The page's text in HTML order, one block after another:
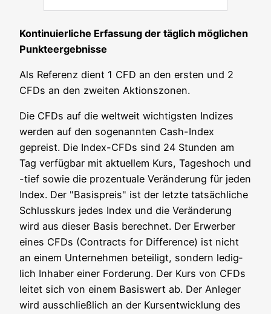
Kon­ti­nu­ier­li­che Erfas­sung der täg­lich mög­li­chen
Punkteergebnisse
Als Refe­renz dient 1 CFD an den ers­ten und 2
CFDs an den zwei­ten Aktionszonen.
Die CFDs auf die welt­weit wich­tigs­ten Indi­zes
wer­den auf den soge­nann­ten Cash-Index
gepreist. Die Index-CFDs sind 24 Stun­den am
Tag ver­füg­bar mit aktu­el­lem Kurs, Tages­hoch und
-tief sowie die pro­zen­tua­le Ver­än­de­rung für jeden
Index. Der "Basis­preis" ist der letz­te tat­säch­li­che
Schluss­kurs jedes Index und die Ver­än­de­rung
wird aus die­ser Basis berech­net. Der Erwer­ber
eines CFDs (Con­tracts for Dif­fe­rence) ist nicht
an einem Unter­neh­men betei­ligt, son­dern ledig­
lich Inha­ber einer For­de­rung. Der Kurs von CFDs
lei­tet sich von einem Basis­wert ab. Der Anle­ger
wird aus­schließ­lich an der Kurs­ent­wick­lung des